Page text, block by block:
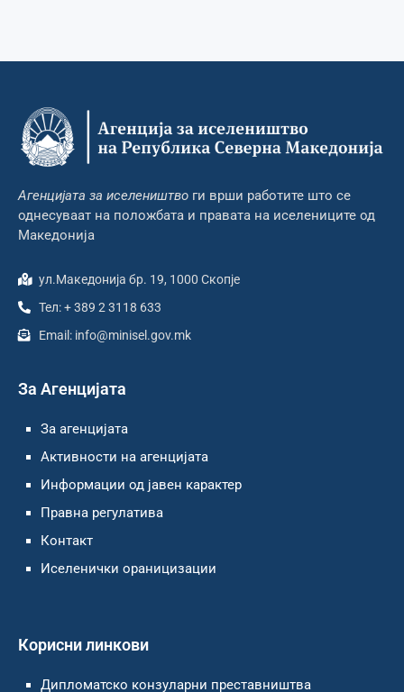
Агенцијата за иселеништво ги врши работите што се
однесуваат на положбата и правата на иселениците од
Македонија
ул.Македонија бр. 19, 1000 Скопје
Тел: + 389 2 3118 633
Email: info@minisel.gov.mk
За Агенцијата
За агенцијата
Активности на агенцијата
Информации од јавен карактер
Правна регулатива
Контакт
Иселенички ораницизации
Корисни линкови
Дипломатско конзуларни преставништва